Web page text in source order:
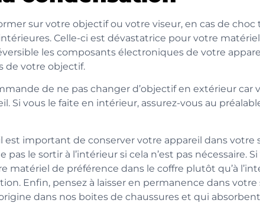
sur votre objectif ou votre viseur, en cas de
Celle-ci est dévastatrice pour votre
les composants électroniques de votre
de votre objectif.
de ne pas changer d’objectif en extérieur car
Si vous le faite en intérieur, assurez-vous au
important de conserver votre appareil dans votre
pas le sortir à l’intérieur si cela n’est pas nécessaire.
matériel de préférence dans le coffre plutôt qu’à
Enfin, pensez à laisser en permanence dans votre
dans nos boites de chaussures et qui